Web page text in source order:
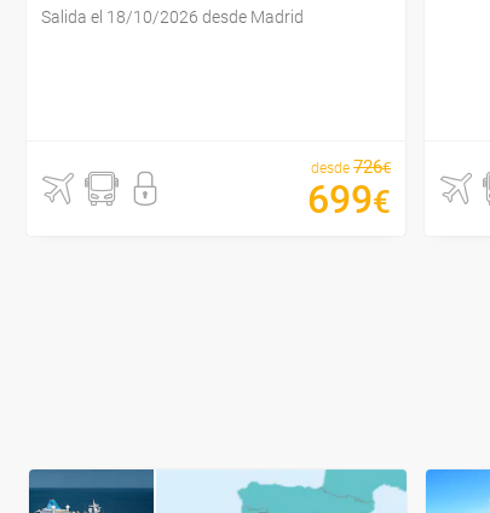
Salida el 18/10/2026 desde Madrid
desde 726€
699€